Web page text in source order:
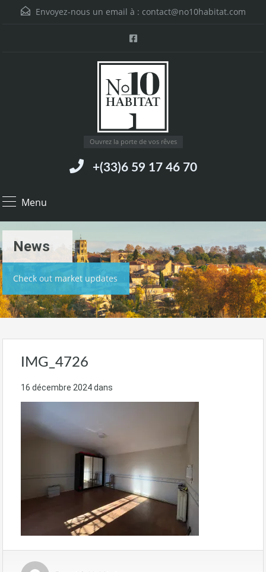
Envoyez-nous un email à : contact@no10habitat.com
Ouvrez la porte de vos rêves
+(33)6 59 17 46 70
Menu
News
Check out market updates
IMG_4726
16 décembre 2024dans